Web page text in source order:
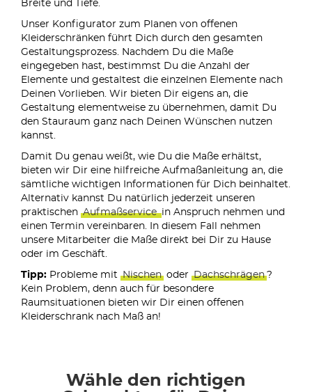
Breite und Tiefe.
Unser Konfigurator zum Planen von offenen
Kleiderschränken führt Dich durch den gesamten
Gestaltungsprozess. Nachdem Du die Maße
eingegeben hast, bestimmst Du die Anzahl der
Elemente und gestaltest die einzelnen Elemente nach
Deinen Vorlieben. Wir bieten Dir eigens an, die
Gestaltung elementweise zu übernehmen, damit Du
den Stauraum ganz nach Deinen Wünschen nutzen
kannst.
Damit Du genau weißt, wie Du die Maße erhältst,
bieten wir Dir eine hilfreiche Aufmaßanleitung an, die
sämtliche wichtigen Informationen für Dich beinhaltet.
Alternativ kannst Du natürlich jederzeit unseren
praktischen Aufmaßservice in Anspruch nehmen und
einen Termin vereinbaren. In diesem Fall nehmen
unsere Mitarbeiter die Maße direkt bei Dir zu Hause
oder im Geschäft.
Tipp: Probleme mit Nischen oder Dachschrägen ?
Kein Problem, denn auch für besondere
Raumsituationen bieten wir Dir einen offenen
Kleiderschrank nach Maß an!
Wähle den richtigen